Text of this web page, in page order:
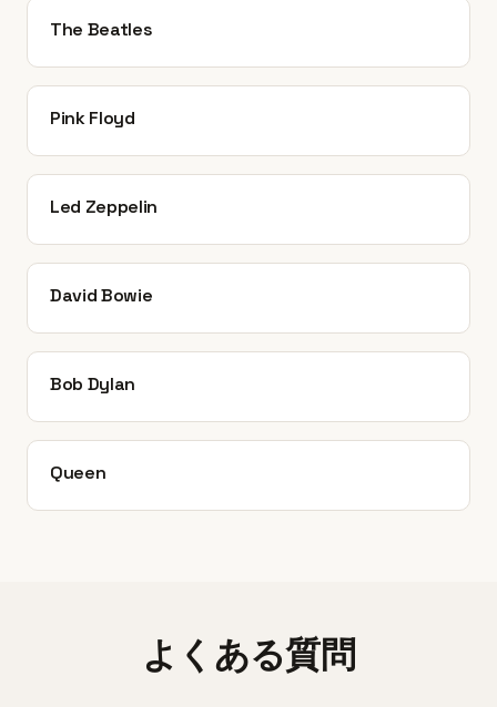
The Beatles
Pink Floyd
Led Zeppelin
David Bowie
Bob Dylan
Queen
よくある質問